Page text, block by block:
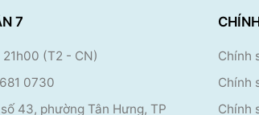
7
21h00 (T2 - CN)
0730
43, phường Tân Hưng, TP
Chính
Chính
Chính